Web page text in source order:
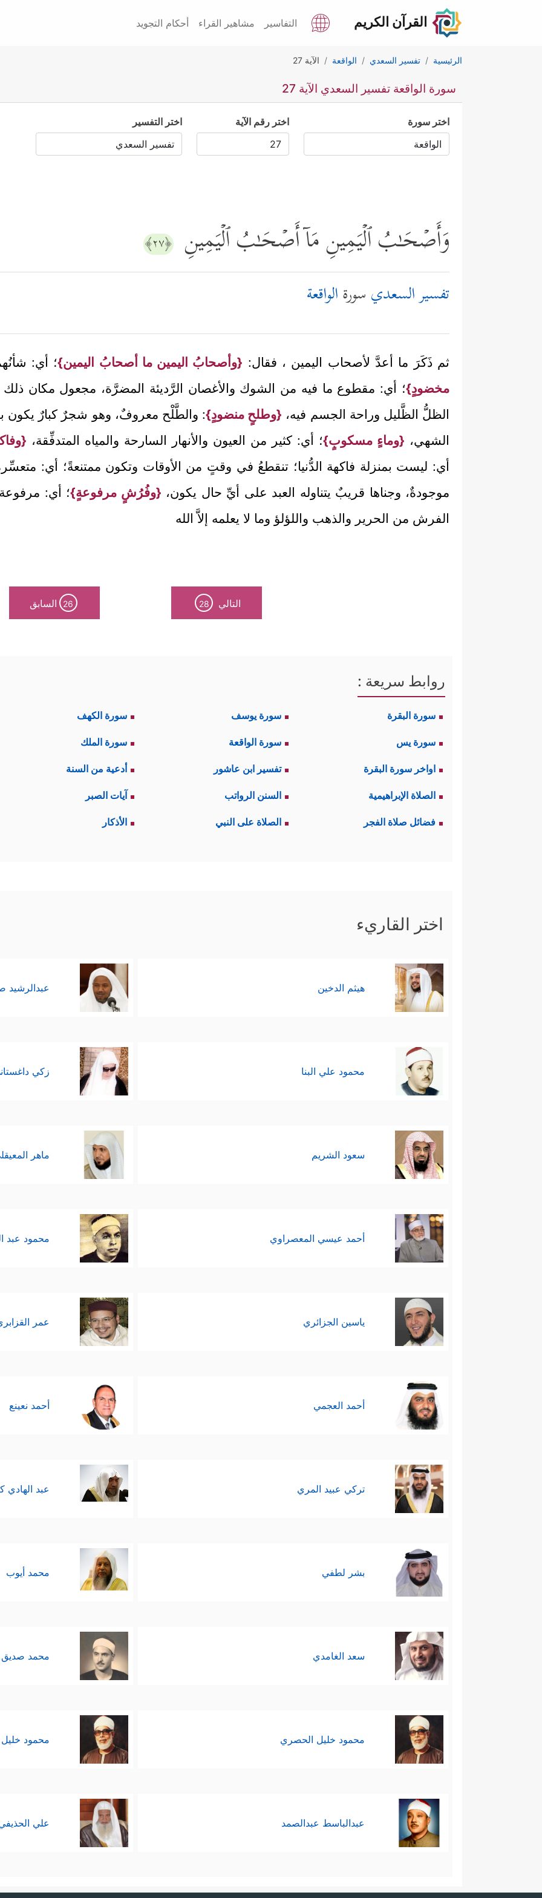
القرآن الكريم التفاسير مشاهير القراء أحكام التجويد
الرئيسية تفسير السعدي الواقعة الآية 27
سورة الواقعة تفسير السعدي الآية 27
اختر سورة اختر رقم الآية اختر التفسير
وَأَصۡحَـٰبُ ٱلۡیَمِینِ مَاۤ أَصۡحَـٰبُ ٱلۡیَمِینِ ﴿٢٧﴾
تفسير السعدي سورةالواقعة
ثم ذَكَرَ ما أعدَّ لأصحاب اليمين ، فقال: {وأصحابُ اليمين ما أصحابُ اليمين}؛ أي:
مخضودٍ}؛ أي: مقطوع ما فيه من الشوك والأغصان الرَّديئة المضرَّة، مجعول مكان
الظلُّ الظَّليل وراحة الجسم فيه، {وطلحٍ منضودٍ}: والطَّلْح معروفٌ، وهو شجرٌ كبارٌ يكون
الشهي، {وماءٍ مسكوبٍ}؛ أي: كثير من العيون والأنهار السارحة والمياه المتدفِّقة،
أي: ليست بمنزلة فاكهة الدُّنيا؛ تنقطعُ في وقتٍ من الأوقات وتكون ممتنعةً؛ أي:
موجودةٌ، وجناها قريبٌ يتناوله العبد على أيِّ حال يكون، {وفُرُشٍ مرفوعةٍ}؛ أي:
الفرش من الحرير والذهب واللؤلؤ وما لا يعلمه إلاَّ الله
التالي 28
26 السابق
روابط سريعة :
سورة البقرة سورة يوسف سورة الكهف
سورة يس سورة الواقعة سورة الملك
اواخر سورة البقرة تفسير ابن عاشور أدعية من السنة
الصلاة الإبراهيمية السنن الرواتب آيات الصبر
فضائل صلاة الفجر الصلاة على النبي الأذكار
اختر القاريء
هيثم الدخين عبدالرشيد
محمود علي البنا زكي
سعود الشريم ماهر
أحمد عيسي المعصراوي محمود عبد
ياسين الجزائري عمر
أحمد العجمي أحمد نعينع
تركي عبيد المري عبد الهادي
بشر لطفي محمد أيوب
سعد الغامدي محمد صديق
محمود خليل الحصري محمود
عبدالباسط عبدالصمد علي